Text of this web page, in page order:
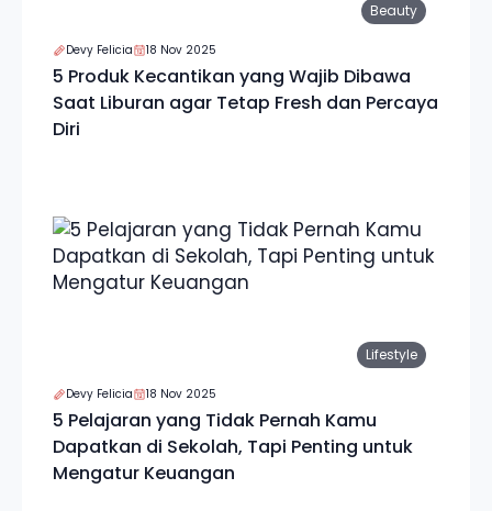
Beauty
Devy Felicia 18 Nov 2025
5 Produk Kecantikan yang Wajib Dibawa
Saat Liburan agar Tetap Fresh dan Percaya
Diri
Lifestyle
Devy Felicia 18 Nov 2025
5 Pelajaran yang Tidak Pernah Kamu
Dapatkan di Sekolah, Tapi Penting untuk
Mengatur Keuangan